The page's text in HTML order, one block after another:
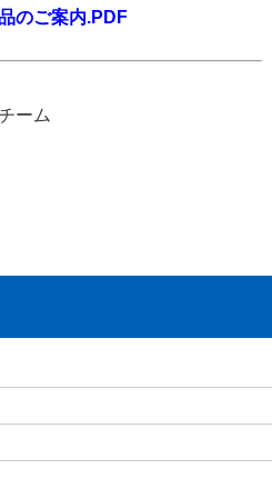
のご案内.PDF
ーム